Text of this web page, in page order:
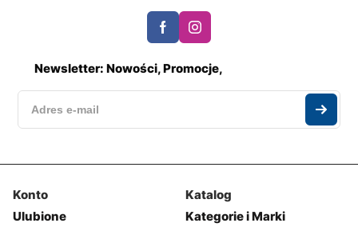
Newsletter: Nowości, Promocje,
Konto
Ulubione
Katalog
Kategorie i Marki